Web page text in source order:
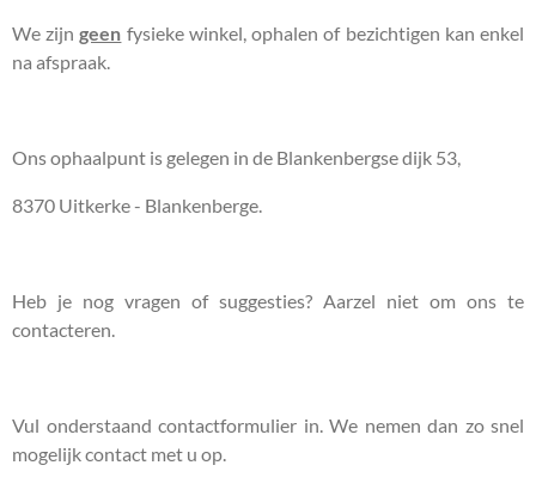
We zijngeen fysieke winkel, ophalen of bezichtigen kan enkel
na afspraak.
Ons ophaalpunt is gelegen in de Blankenbergse dijk 53,
8370 Uitkerke - Blankenberge.
Heb je nog vragen of suggesties? Aarzel niet om ons te
contacteren.
Vul onderstaand contactformulier in. We nemen dan zo snel
mogelijk contact met u op.